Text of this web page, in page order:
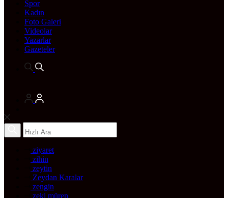
Spor
Kadın
Foto Galeri
Videolar
Yazarlar
Gazeteler
ziyaret
zihin
zeytin
Zeydan Karalar
zengin
zeki müren